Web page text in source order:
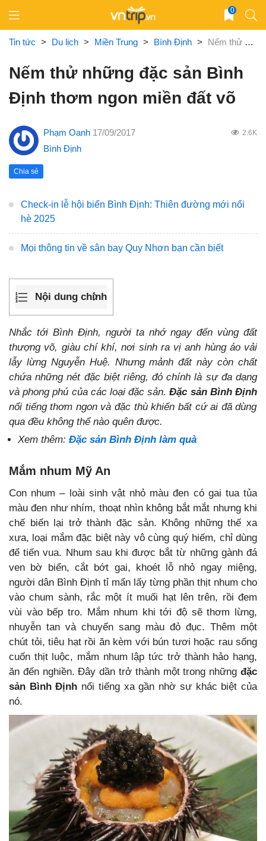
content
0
Tin tức > Du lịch > Miền Trung > Bình Định > Nếm thử những đặc sản Bình Định thơm ngon miền đất võ
Nếm thử những đặc sản Bình
Định thơm ngon miền đất võ
Phạm Oanh 17/09/2017 2.6K
Bình Định
Chia sẻ
Check-in lễ hội biển Bình Định: Thiên đường mới nổi
hè 2025
Mọi thông tin về sân bay Quy Nhơn bạn cần biết
Nội dung chính
Nhắc tới Bình Định, người ta nhớ ngay đến vùng đất
thượng võ, giàu chí khí, nơi sinh ra vị anh hùng áo vải
lẫy lừng Nguyễn Huệ. Nhưng mảnh đất này còn chất
chứa những nét đặc biệt riêng, đó chính là sự đa dạng
và phong phú của các loại đặc sản.Đặc sản Bình Định
nổi tiếng thơm ngon và đặc thù khiến bất cứ ai đã dùng
qua đều không thể nào quên được.
Xem thêm: Đặc sản Bình Định làm quà
Mắm nhum Mỹ An
Con nhum – loài sinh vật nhỏ màu đen có gai tua tủa
màu đen như nhím, thoạt nhìn không bắt mắt nhưng khi
chế biến lại trở thành đặc sản. Không những thế xa
xưa, loại mắm đặc biệt này vô cùng quý hiếm, chỉ dùng
để tiến vua. Nhum sau khi được bắt từ những gành đá
ven bờ biển, cắt bớt gai, khoét lỗ nhỏ ngay miệng,
người dân Bình Định tỉ mẩn lấy từng phần thịt nhum cho
vào chum sành, rắc một ít muối hạt lên trên, rồi đem
vùi vào bếp tro. Mắm nhum khi tới độ sẽ thơm lừng,
nhuyễn tan và chuyển sang màu đỏ đục. Thêm một
chút tỏi, tiêu hạt rồi ăn kèm với bún tươi hoặc rau sống
cuốn thịt luộc, mắm nhum lập tức trở thành hảo hạng,
ăn đến nghiền. Đây dần trở thành một trong những đặc
sản Bình Định nổi tiếng xa gần nhờ sự khác biệt của
nó.